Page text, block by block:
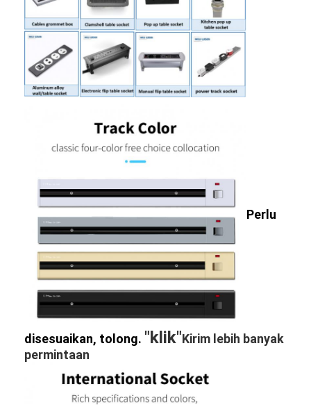
Wisata pabrik
Kontrol kualitas
Hubungi kami
Papan tulis interaktif
sistem konferensi
Angkat Monitor Lcd
membalik monitor
Pop Up Desk Socket
Jalur listrik terputus
Soket Ekstensi yang Terpencil
Soket Colokan Menara
Perlu
disesuaikan, tolong. "klik"Kirim lebih banyak
permintaan